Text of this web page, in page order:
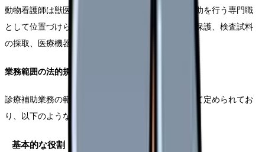
動物看護師は獣医師の指示のもと、動物の診療の補助を行う専門職
として位置づけられています。具体的には、動物の保護、検査試料
の採取、医療機器の操作などが含まれます。
業務範囲の法的規定
診療補助業務の範囲は獣医師法及び関連法規によって定められてお
り、以下のような要件が設定されています。
基本的な役割